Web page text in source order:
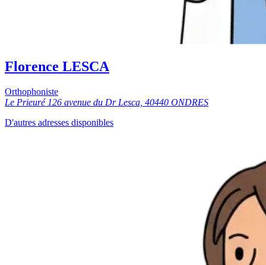
Florence LESCA
Orthophoniste
Le Prieuré 126 avenue du Dr Lesca, 40440 ONDRES
D'autres adresses disponibles